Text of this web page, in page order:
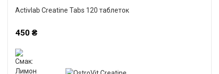
Activlab Creatine Tabs 120 таблеток
450 ₴